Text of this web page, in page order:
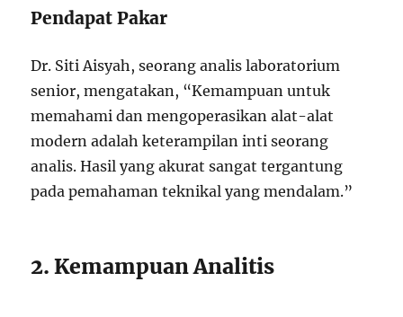
Pendapat Pakar
Dr. Siti Aisyah, seorang analis laboratorium
senior, mengatakan, “Kemampuan untuk
memahami dan mengoperasikan alat-alat
modern adalah keterampilan inti seorang
analis. Hasil yang akurat sangat tergantung
pada pemahaman teknikal yang mendalam.”
2. Kemampuan Analitis